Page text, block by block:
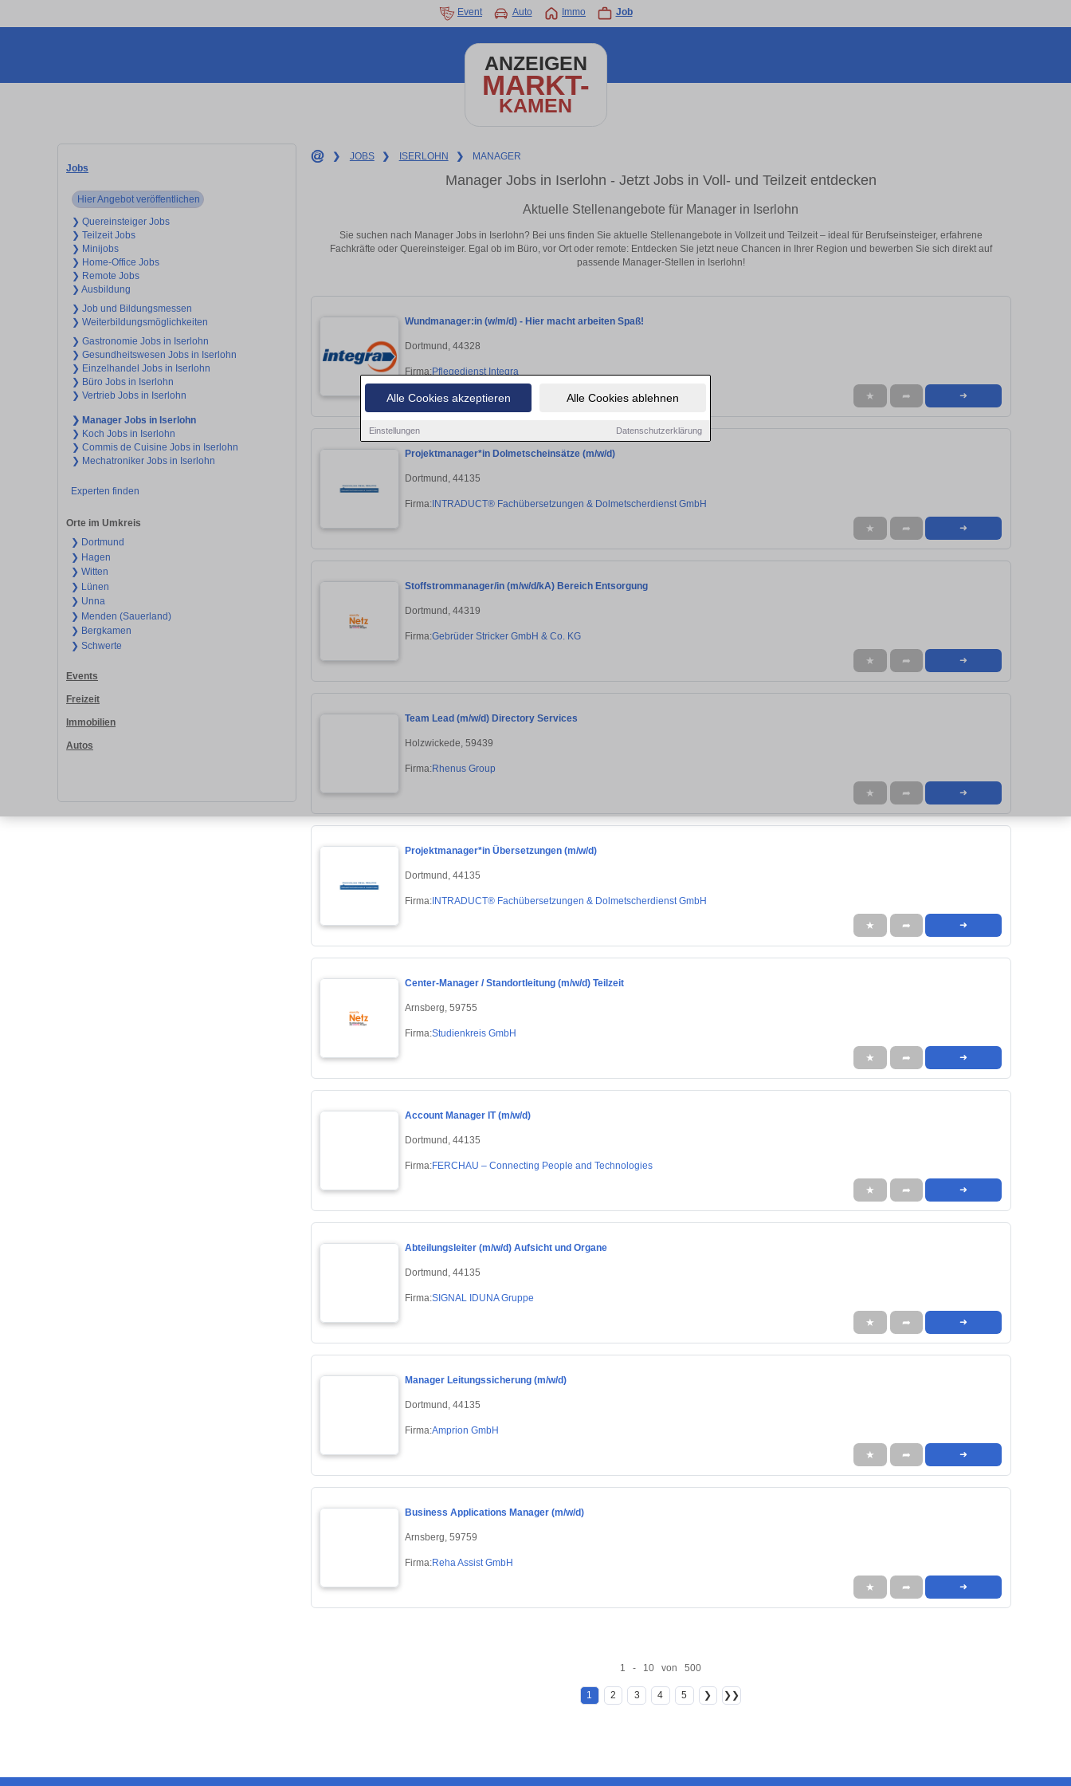
Alle Cookies akzeptieren Alle Cookies ablehnen
Einstellungen Datenschutzerklärung
Event Auto Immo Job
ANZEIGEN
MARKT-
KAMEN
Jobs
Hier Angebot veröffentlichen
❯ Quereinsteiger Jobs
❯ Teilzeit Jobs
❯ Minijobs
❯ Home-Office Jobs
❯ Remote Jobs
❯ Ausbildung
❯ Job und Bildungsmessen
❯ Weiterbildungsmöglichkeiten
❯ Gastronomie Jobs in Iserlohn
❯ Gesundheitswesen Jobs in Iserlohn
❯ Einzelhandel Jobs in Iserlohn
❯ Büro Jobs in Iserlohn
❯ Vertrieb Jobs in Iserlohn
❯ Manager Jobs in Iserlohn
❯ Koch Jobs in Iserlohn
❯ Commis de Cuisine Jobs in Iserlohn
❯ Mechatroniker Jobs in Iserlohn
Experten finden
Orte im Umkreis
❯ Dortmund
❯ Hagen
❯ Witten
❯ Lünen
❯ Unna
❯ Menden (Sauerland)
❯ Bergkamen
❯ Schwerte
Events
Freizeit
Immobilien
Autos
❯ JOBS ❯ ISERLOHN ❯ MANAGER
Manager Jobs in Iserlohn - Jetzt Jobs in Voll- und Teilzeit entdecken
Aktuelle Stellenangebote für Manager in Iserlohn
Sie suchen nach Manager Jobs in Iserlohn? Bei uns finden Sie aktuelle Stellenangebote in Vollzeit und Teilzeit – ideal für Berufseinsteiger, erfahrene
Fachkräfte oder Quereinsteiger. Egal ob im Büro, vor Ort oder remote: Entdecken Sie jetzt neue Chancen in Ihrer Region und bewerben Sie sich direkt auf
passende Manager-Stellen in Iserlohn!
Wundmanager:in (w/m/d) - Hier macht arbeiten Spaß!
Dortmund, 44328
Firma:Pflegedienst Integra
★ ➦ ➜
Projektmanager*in Dolmetscheinsätze (m/w/d)
Dortmund, 44135
Firma:INTRADUCT® Fachübersetzungen & Dolmetscherdienst GmbH
★ ➦ ➜
Stoffstrommanager/in (m/w/d/kA) Bereich Entsorgung
Dortmund, 44319
Firma:Gebrüder Stricker GmbH & Co. KG
★ ➦ ➜
Team Lead (m/w/d) Directory Services
Holzwickede, 59439
Firma:Rhenus Group
★ ➦ ➜
Projektmanager*in Übersetzungen (m/w/d)
Dortmund, 44135
Firma:INTRADUCT® Fachübersetzungen & Dolmetscherdienst GmbH
★ ➦ ➜
Center-Manager / Standortleitung (m/w/d) Teilzeit
Arnsberg, 59755
Firma:Studienkreis GmbH
★ ➦ ➜
Account Manager IT (m/w/d)
Dortmund, 44135
Firma:FERCHAU – Connecting People and Technologies
★ ➦ ➜
Abteilungsleiter (m/w/d) Aufsicht und Organe
Dortmund, 44135
Firma:SIGNAL IDUNA Gruppe
★ ➦ ➜
Manager Leitungssicherung (m/w/d)
Dortmund, 44135
Firma:Amprion GmbH
★ ➦ ➜
Business Applications Manager (m/w/d)
Arnsberg, 59759
Firma:Reha Assist GmbH
★ ➦ ➜
1 - 10 von 500
1 2 3 4 5 ❯ ❯❯